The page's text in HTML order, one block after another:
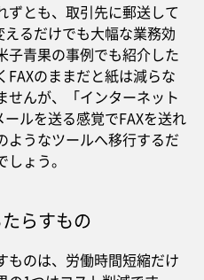
とも、取引先に郵送して
るだけでも大幅な業務効
子青果の事例でも紹介した
のままだと紙は減らな
せんが、「インターネット
ルを送る感覚でFAXを送れ
ようなツールへ移行するだ
ょう。
らすもの
のは、労働時間短縮だけ